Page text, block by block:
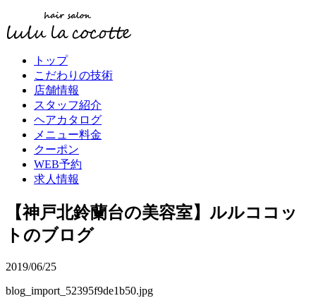
トップ
こだわりの技術
店舗情報
スタッフ紹介
ヘアカタログ
メニュー料金
クーポン
WEB予約
求人情報
【神戸北鈴蘭台の美容室】ルルココッ
トのブログ
2019/06/25
blog_import_52395f9de1b50.jpg